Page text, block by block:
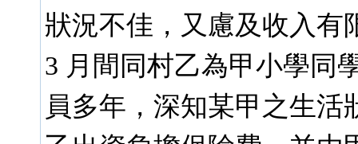
狀況不佳，又慮及收入有
3 月間同村乙為甲小學同
員多年，深知某甲之生